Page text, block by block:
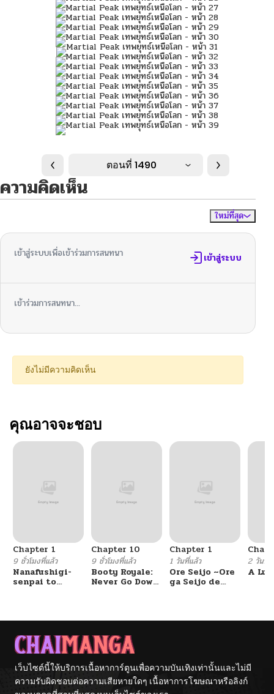
ตอนที่ 1490
ความคิดเห็น
ใหม่ที่สุด
เข้าสู่ระบบเพื่อเข้าร่วมการสนทนา เข้าสู่ระบบ
เข้าร่วมการสนทนา...
ยังไม่มีความคิดเห็น
คุณอาจจะชอบ
Chapter 1
9 ชั่วโมงที่แล้ว
Nanafushigi-
senpai to
Chapter 10
9 ชั่วโมงที่แล้ว
Booty Royale:
Never Go Down
Chapter 1
1 วันที่แล้ว
Ore Seijo ~Ore
ga Seijo de
Game Kanzen
2 วันที่แ
A
เว็บไซต์นี้ให้บริการเนื้อหาการ์ตูนเพื่อความบันเทิงเท่านั้นและไม่มี
ความรับผิดชอบต่อความเสียหายใดๆ เนื้อหาการโฆษณาหรือลิงก์